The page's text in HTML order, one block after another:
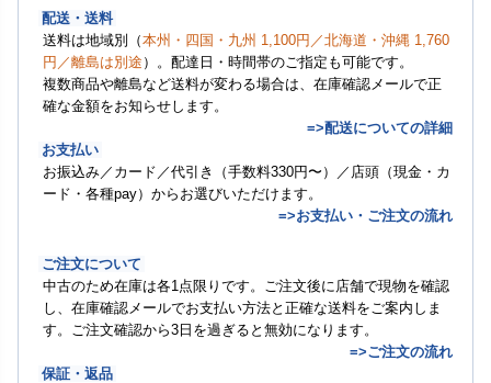
配送・送料
送料は地域別（本州・四国・九州 1,100円／北海道・沖縄 1,760
円／離島は別途 ）。配達日・時間帯のご指定も可能です。
複数商品や離島など送料が変わる場合は、在庫確認メールで正
確な金額をお知らせします。
=>配送についての詳細
お支払い
お振込み／カード／代引き（手数料330円〜）／店頭（現金・カ
ード・各種pay）からお選びいただけます。
=>お支払い・ご注文の流れ
ご注文について
中古のため在庫は各1点限りです。ご注文後に店舗で現物を確認
し、在庫確認メールでお支払い方法と正確な送料をご案内しま
す。ご注文確認から3日を過ぎると無効になります。
=>ご注文の流れ
保証・返品